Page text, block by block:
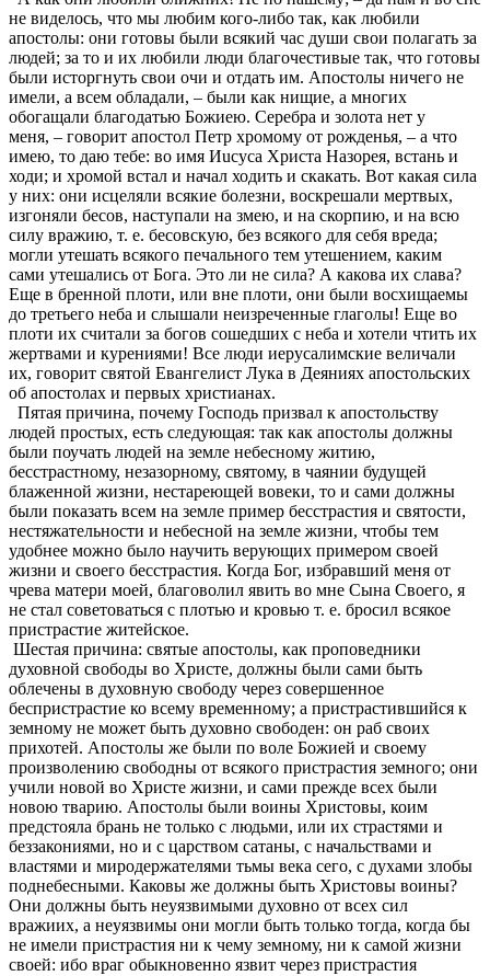
не виделось, что мы любим кого-либо так, как любили
апостолы: они готовы были всякий час души свои полагать за
людей; за то и их любили люди благочестивые так, что готовы
были исторгнуть свои очи и отдать им. Апостолы ничего не
имели, а всем обладали, – были как нищие, а многих
обогащали благодатью Божиею. Серебра и золота нет у
меня, – говорит апостол Петр хромому от рожденья, – а что
имею, то даю тебе: во имя Иucyca Христа Назорея, встань и
ходи; и хромой встал и начал ходить и скакать. Вот какая сила
у них: они исцеляли всякие болезни, воскрешали мертвых,
изгоняли бесов, наступали на змею, и на скорпию, и на всю
силу вражию, т. е. бесовскую, без всякого для себя вреда;
могли утешать всякого печального тем утешением, каким
сами утешались от Бога. Это ли не сила? А какова их слава?
Еще в бренной плоти, или вне плоти, они были восхищаемы
до третьего неба и слышали неизреченные глаголы! Еще во
плоти их считали за богов сошедших с неба и хотели чтить их
жертвами и курениями! Все люди иерусалимские величали
их, говорит святой Евангелист Лука в Деяниях апостольских
об апостолах и первых христианах.
Пятая причина, почему Господь призвал к апостольству
людей простых, есть следующая: так как апостолы должны
были поучать людей на земле небесному житию,
бесстрастному, незазорному, святому, в чаянии будущей
блаженной жизни, нестареющей вовеки, то и сами должны
были показать всем на земле пример бесстрастия и святости,
нестяжательности и небесной на земле жизни, чтобы тем
удобнее можно было научить верующих примером своей
жизни и своего бесстрастия. Когда Бог, избравший меня от
чрева матери моей, благоволил явить во мне Сына Своего, я
не стал советоваться с плотью и кровью т. е. бросил всякое
пристрастие житейское.
Шестая причина: святые апостолы, как проповедники
духовной свободы во Христе, должны были сами быть
облечены в духовную свободу через совершенное
беспристрастие ко всему временному; а пристрастившийся к
земному не может быть духовно свободен: он раб своих
прихотей. Апостолы же были по воле Божией и своему
произволению свободны от всякого пристрастия земного; они
учили новой во Христе жизни, и сами прежде всех были
новою тварию. Апостолы были воины Христовы, коим
предстояла брань не только с людьми, или их страстями и
беззакониями, но и с царством сатаны, с начальствами и
властями и миродержателями тьмы века сего, с духами злобы
поднебесными. Каковы же должны быть Христовы воины?
Они должны быть неуязвимыми духовно от всех сил
вражиих, а неуязвимы они могли быть только тогда, когда бы
не имели пристрастия ни к чему земному, ни к самой жизни
своей: ибо враг обыкновенно язвит через пристрастия